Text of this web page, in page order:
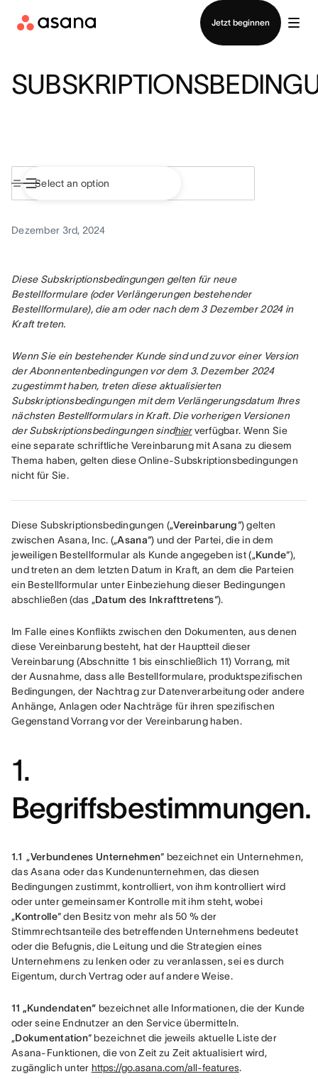
Jetzt beginnen
Vertrieb kontaktieren
Dezember 3rd, 2024
Diese Subskriptionsbedingungen gelten für neue
Bestellformulare (oder Verlängerungen bestehender
Bestellformulare), die am oder nach dem 3 Dezember 2024 in
Kraft treten.
Wenn Sie ein bestehender Kunde sind und zuvor einer Version
der Abonnentenbedingungen vor dem 3. Dezember 2024
zugestimmt haben, treten diese aktualisierten
Subskriptionsbedingungen mit dem Verlängerungsdatum Ihres
nächsten Bestellformulars in Kraft. Die vorherigen Versionen
der Subskriptionsbedingungen sindhier verfügbar. Wenn Sie
eine separate schriftliche Vereinbarung mit Asana zu diesem
Thema haben, gelten diese Online-Subskriptionsbedingungen
nicht für Sie.
Diese Subskriptionsbedingungen („Vereinbarung“) gelten
zwischen Asana, Inc. („Asana“) und der Partei, die in dem
jeweiligen Bestellformular als Kunde angegeben ist („Kunde“),
und treten an dem letzten Datum in Kraft, an dem die Parteien
ein Bestellformular unter Einbeziehung dieser Bedingungen
abschließen (das „Datum des Inkrafttretens“).
Im Falle eines Konflikts zwischen den Dokumenten, aus denen
diese Vereinbarung besteht, hat der Hauptteil dieser
Vereinbarung (Abschnitte 1 bis einschließlich 11) Vorrang, mit
der Ausnahme, dass alle Bestellformulare, produktspezifischen
Bedingungen, der Nachtrag zur Datenverarbeitung oder andere
Anhänge, Anlagen oder Nachträge für ihren spezifischen
Gegenstand Vorrang vor der Vereinbarung haben.
1.
Begriffsbestimmungen.
1.1 „Verbundenes Unternehmen“ bezeichnet ein Unternehmen,
das Asana oder das Kundenunternehmen, das diesen
Bedingungen zustimmt, kontrolliert, von ihm kontrolliert wird
oder unter gemeinsamer Kontrolle mit ihm steht, wobei
„Kontrolle“ den Besitz von mehr als 50 % der
Stimmrechtsanteile des betreffenden Unternehmens bedeutet
oder die Befugnis, die Leitung und die Strategien eines
Unternehmens zu lenken oder zu veranlassen, sei es durch
Eigentum, durch Vertrag oder auf andere Weise.
11 „Kundendaten“ bezeichnet alle Informationen, die der Kunde
oder seine Endnutzer an den Service übermitteln.
„Dokumentation“ bezeichnet die jeweils aktuelle Liste der
Asana-Funktionen, die von Zeit zu Zeit aktualisiert wird,
zugänglich unter https://go.asana.com/all-features.